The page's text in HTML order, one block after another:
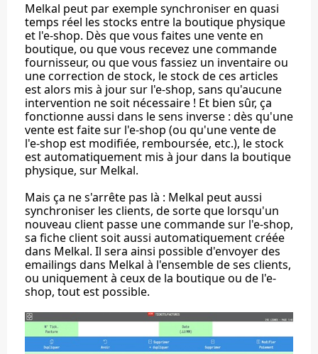
Melkal peut par exemple synchroniser en quasi
temps réel les stocks entre la boutique physique
et l'e-shop. Dès que vous faites une vente en
boutique, ou que vous recevez une commande
fournisseur, ou que vous fassiez un inventaire ou
une correction de stock, le stock de ces articles
est alors mis à jour sur l'e-shop, sans qu'aucune
intervention ne soit nécessaire ! Et bien sûr, ça
fonctionne aussi dans le sens inverse : dès qu'une
vente est faite sur l'e-shop (ou qu'une vente de
l'e-shop est modifiée, remboursée, etc.), le stock
est automatiquement mis à jour dans la boutique
physique, sur Melkal.
Mais ça ne s'arrête pas là : Melkal peut aussi
synchroniser les clients, de sorte que lorsqu'un
nouveau client passe une commande sur l'e-shop,
sa fiche client soit aussi automatiquement créée
dans Melkal. Il sera ainsi possible d'envoyer des
emailings dans Melkal à l'ensemble de ses clients,
ou uniquement à ceux de la boutique ou de l'e-
shop, tout est possible.